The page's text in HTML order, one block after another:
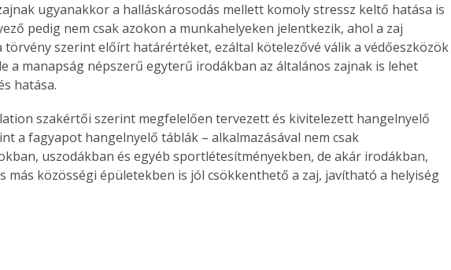
ugyanakkor a halláskárosodás mellett komoly stressz keltő hatása is
pedig nem csak azokon a munkahelyeken jelentkezik, ahol a zaj
törvény szerint előírt határértéket, ezáltal kötelezővé válik a védőeszközök
a manapság népszerű egyterű irodákban az általános zajnak is lehet
hatása.
szakértői szerint megfelelően tervezett és kivitelezett hangelnyelő
a fagyapot hangelnyelő táblák – alkalmazásával nem csak
uszodákban és egyéb sportlétesítményekben, de akár irodákban,
más közösségi épületekben is jól csökkenthető a zaj, javítható a helyiség